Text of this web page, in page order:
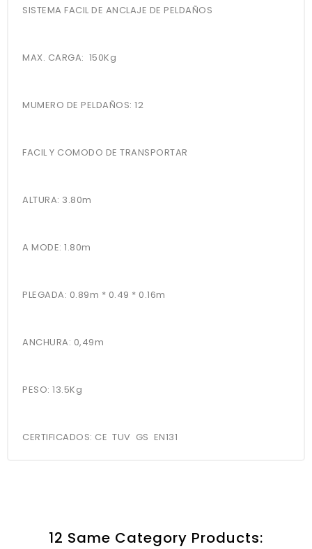
SISTEMA FACIL DE ANCLAJE DE PELDAÑOS
MAX. CARGA: 150Kg
MUMERO DE PELDAÑOS: 12
FACIL Y COMODO DE TRANSPORTAR
ALTURA: 3.80m
A MODE: 1.80m
PLEGADA: 0.89m * 0.49 * 0.16m
ANCHURA: 0,49m
PESO: 13.5Kg
CERTIFICADOS: CE TUV GS EN131
12 Same Category Products: